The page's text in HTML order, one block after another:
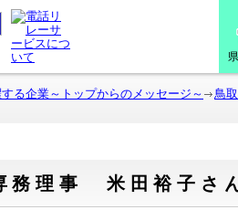
る企業～トップからのメッセージ～
鳥
理事 米田裕子さ